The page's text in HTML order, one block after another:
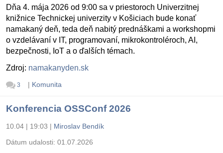
Dňa 4. mája 2026 od 9:00 sa v priestoroch Univerzitnej
knižnice Technickej univerzity v Košiciach bude konať
namakaný deň, teda deň nabitý prednáškami a workshopmi
o vzdelávaní v IT, programovaní, mikrokontroléroch, AI,
bezpečnosti, IoT a o ďalších témach.
Zdroj: namakanyden.sk
3 | Komunita
Konferencia OSSConf 2026
10.04 | 19:03 | Miroslav Bendík
Dátum udalosti: 01.07.2026